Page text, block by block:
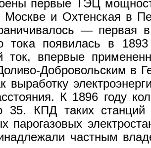
первые ТЭЦ
Москве и Охтенская в
— первая в
тока появилась в
ток, впервые
Добровольским в
выработку
К 1896 году
35. КПД таких
парогазовых
частным